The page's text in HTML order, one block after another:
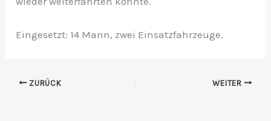
Eingesetzt: 14 Mann, zwei Einsatzfahrzeuge.
ZURÜCK WEITER